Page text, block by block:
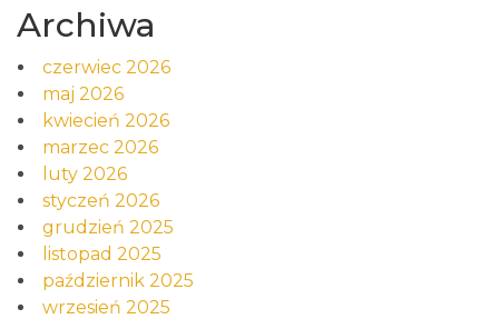
Archiwa
czerwiec 2026
maj 2026
kwiecień 2026
marzec 2026
luty 2026
styczeń 2026
grudzień 2025
listopad 2025
październik 2025
wrzesień 2025